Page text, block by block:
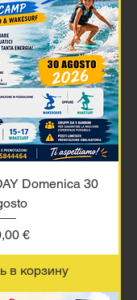
Domenica 30
€
в корзину